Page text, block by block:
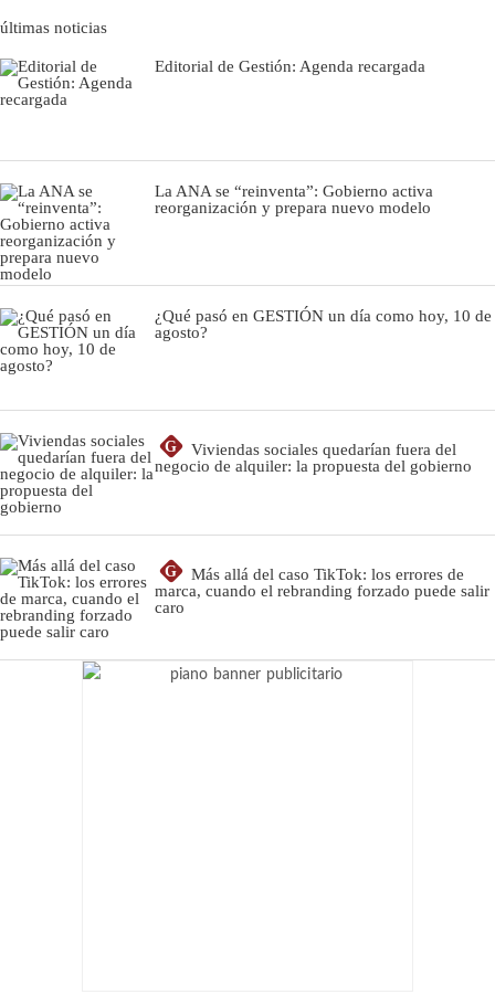
últimas noticias
Editorial de Gestión: Agenda recargada
La ANA se “reinventa”: Gobierno activa
reorganización y prepara nuevo modelo
¿Qué pasó en GESTIÓN un día como hoy, 10 de
agosto?
G
Viviendas sociales quedarían fuera del
negocio de alquiler: la propuesta del gobierno
G
Más allá del caso TikTok: los errores de
marca, cuando el rebranding forzado puede salir
caro